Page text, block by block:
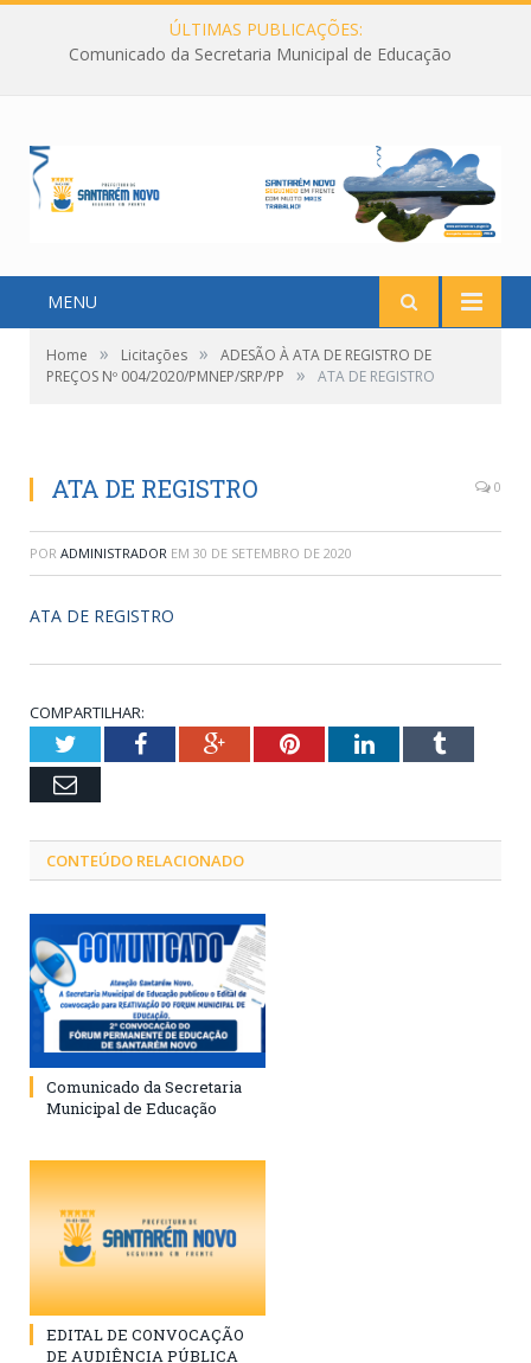
ÚLTIMAS PUBLICAÇÕES:
Comunicado da Secretaria Municipal de Educação
MENU
Home » Licitações »
ADESÃO À ATA DE REGISTRO DE
PREÇOS Nº 004/2020/PMNEP/SRP/PP
» ATA DE REGISTRO
ATA DE REGISTRO 0
POR ADMINISTRADOR EM 30 DE SETEMBRO DE 2020
ATA DE REGISTRO
COMPARTILHAR:
TwitterFacebookGoogle+PinterestLinkedInTumblr
Email
CONTEÚDO RELACIONADO
Comunicado da Secretaria
Municipal de Educação
EDITAL DE CONVOCAÇÃO
DE AUDIÊNCIA PÚBLICA